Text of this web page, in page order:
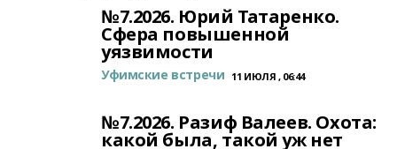
№7.2026. Юрий Татаренко.
Сфера повышенной
уязвимости
Уфимские встречи 11 ИЮЛЯ , 06:44
№7.2026. Разиф Валеев. Охота:
какой была, такой уж нет